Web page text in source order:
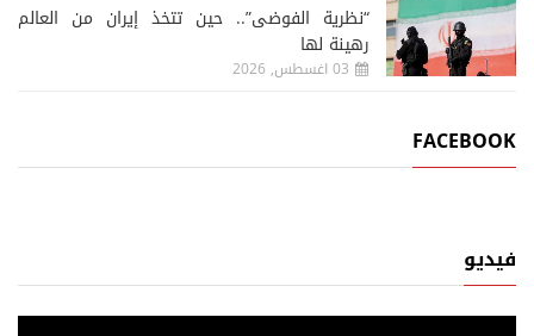
“نظرية الفوضى”.. حين تتخذ إيران من العالم
رهينة لها
03 اغسطس, 2026
FACEBOOK
فيديو